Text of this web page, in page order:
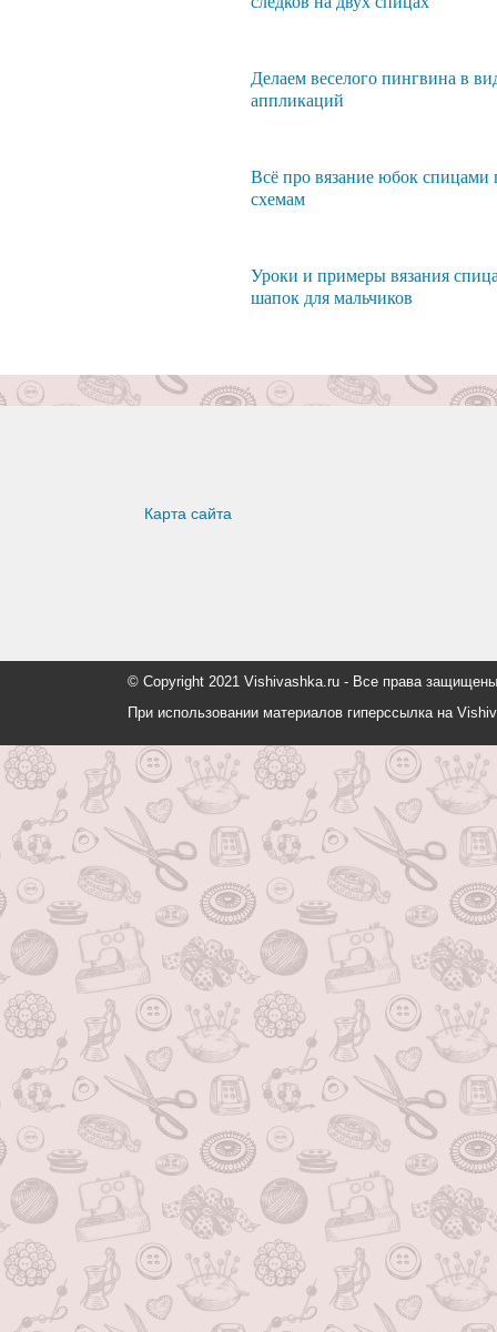
Делаем веселого пингвина в
аппликаций
Всё про вязание юбок спицами
схемам
Уроки и примеры вязания
шапок для мальчиков
Карта сайта
© Copyright 2021 Vishivashka.ru - Все права
При использовании материалов гиперссылка на